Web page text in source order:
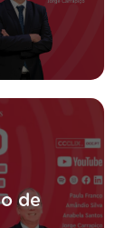
de